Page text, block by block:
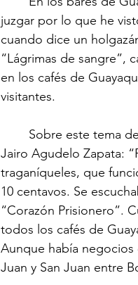
juzgar por lo que he
cuando dice un
“Lágrimas de sangre”,
en los cafés de
visitantes.
Sobre este tema de
Jairo Agudelo Zapata:
traganíqueles, que
10 centavos. Se
“Corazón Prisionero”.
todos los cafés de
Aunque había negocios
Juan y San Juan entre